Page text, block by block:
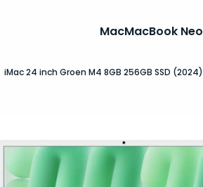
MacMacBook Neo
iMac 24 inch Groen M4 8GB 256GB SSD (2024)